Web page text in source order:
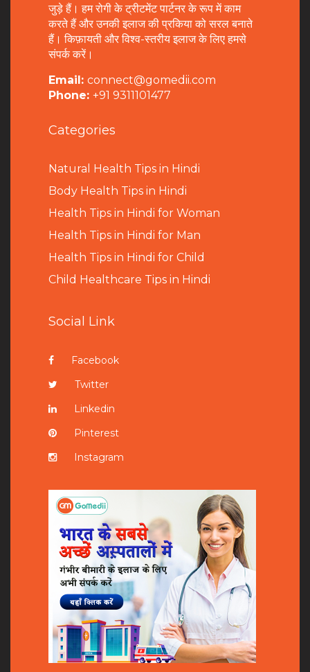
जुड़े हैं। हम रोगी के ट्रीटमेंट पार्टनर के रूप में काम
करते हैं और उनकी इलाज की प्रकिया को सरल बनाते
हैं। किफ़ायती और विश्व-स्तरीय इलाज के लिए हमसे
संपर्क करें।
Email: connect@gomedii.com
Phone: +91 9311101477
Categories
Natural Health Tips in Hindi
Body Health Tips in Hindi
Health Tips in Hindi for Woman
Health Tips in Hindi for Man
Health Tips in Hindi for Child
Child Healthcare Tips in Hindi
Social Link
Facebook
Twitter
Linkedin
Pinterest
Instagram